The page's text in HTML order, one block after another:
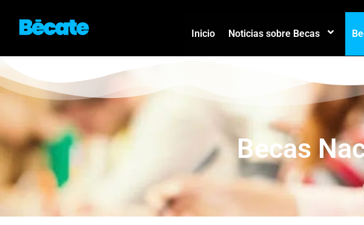
Inicio Noticias sobre Becas
Becas